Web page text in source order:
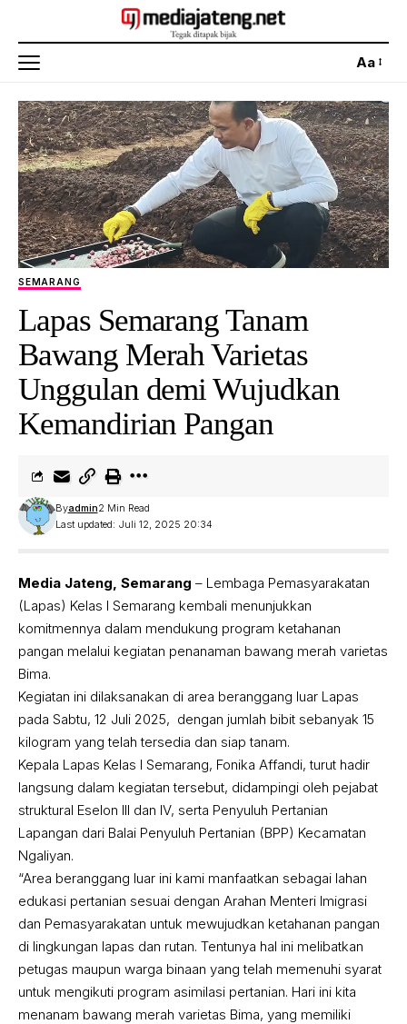
Aa
SEMARANG
Lapas Semarang Tanam
Bawang Merah Varietas
Unggulan demi Wujudkan
Kemandirian Pangan
Last updated: Juli 12, 2025 20:34
Byadmin2 Min Read
Media Jateng, Semarang – Lembaga Pemasyarakatan
(Lapas) Kelas I Semarang kembali menunjukkan
komitmennya dalam mendukung program ketahanan
pangan melalui kegiatan penanaman bawang merah varietas
Bima.
Kegiatan ini dilaksanakan di area beranggang luar Lapas
pada Sabtu, 12 Juli 2025, dengan jumlah bibit sebanyak 15
kilogram yang telah tersedia dan siap tanam.
Kepala Lapas Kelas I Semarang, Fonika Affandi, turut hadir
langsung dalam kegiatan tersebut, didampingi oleh pejabat
struktural Eselon III dan IV, serta Penyuluh Pertanian
Lapangan dari Balai Penyuluh Pertanian (BPP) Kecamatan
Ngaliyan.
“Area beranggang luar ini kami manfaatkan sebagai lahan
edukasi pertanian sesuai dengan Arahan Menteri Imigrasi
dan Pemasyarakatan untuk mewujudkan ketahanan pangan
di lingkungan lapas dan rutan. Tentunya hal ini melibatkan
petugas maupun warga binaan yang telah memenuhi syarat
untuk mengikuti program asimilasi pertanian. Hari ini kita
menanam bawang merah varietas Bima, yang memiliki